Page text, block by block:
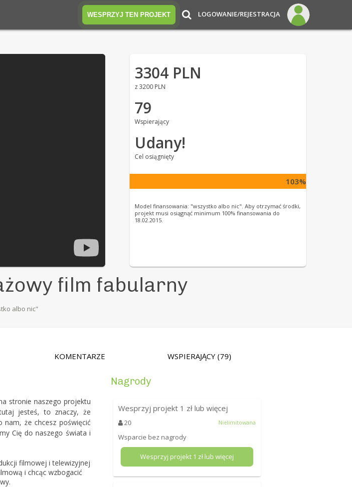
WESPRZYJ TEN PROJEKT LOGOWANIE/REJESTRACJA
3304 PLN
z 3200 PLN
79
Wspierający
Udany!
Cel osiągnięty
103%
Model finansowania: "wszystko albo nic". Aby otrzymać środki,
projekt musi osiągnąć minimum 100% finansowania do
18.02.2015.
film fabularny
albo nic"
KOMENTARZE WSPIERAJĄCY(79)
stronie naszego projektu
jesteś, to znaczy, że
nam, że chcesz poświęcić
Cię do naszego świata i
filmowej i telewizyjnej
i chcąc wzbogacić
Nagrody
Wesprzyj projekt 1 zł lub więcej
20 Nielimitowana
Wsparcie bez nagrody
Wesprzyj projekt 1 zł lub więcej